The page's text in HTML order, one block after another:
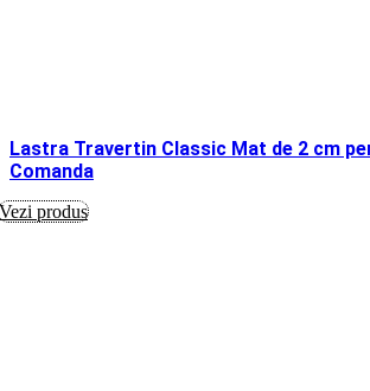
Lastra Travertin Classic Mat de 2 cm
Comanda
Vezi produs